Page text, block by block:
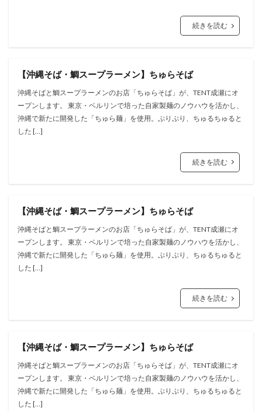
続きを読む
【沖縄そば・鯛スープラーメン】ちゅらそば
沖縄そばと鯛スープラーメンのお店「ちゅらそば」が、TENT成瀬にオ
ープンします。 東京・ベルリンで培った自家製麺のノウハウを活かし、
沖縄で新たに開発した「ちゅら麺」を使用。ぷりぷり、ちゅるちゅると
した […]
続きを読む
【沖縄そば・鯛スープラーメン】ちゅらそば
沖縄そばと鯛スープラーメンのお店「ちゅらそば」が、TENT成瀬にオ
ープンします。 東京・ベルリンで培った自家製麺のノウハウを活かし、
沖縄で新たに開発した「ちゅら麺」を使用。ぷりぷり、ちゅるちゅると
した […]
続きを読む
【沖縄そば・鯛スープラーメン】ちゅらそば
沖縄そばと鯛スープラーメンのお店「ちゅらそば」が、TENT成瀬にオ
ープンします。 東京・ベルリンで培った自家製麺のノウハウを活かし、
沖縄で新たに開発した「ちゅら麺」を使用。ぷりぷり、ちゅるちゅると
した […]